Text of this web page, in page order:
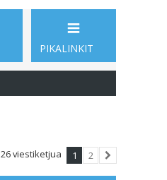
PIKALINKIT
26 viestiketjua 1
2